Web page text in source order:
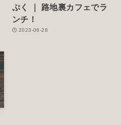
ぷく ｜ 路地裏カフェでラ
ンチ！
2023-06-28